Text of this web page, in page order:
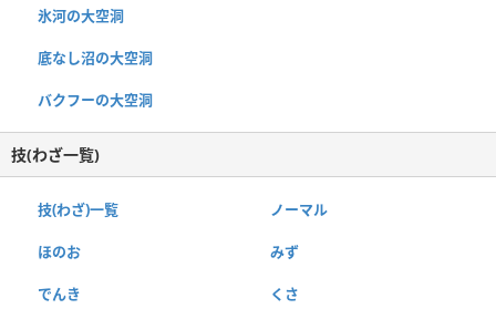
氷河の大空洞
底なし沼の大空洞
バクフーの大空洞
技(わざ一覧)
技(わざ)一覧 ノーマル
ほのお みず
でんき くさ